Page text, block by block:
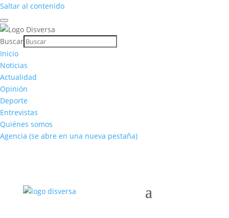
Saltar al contenido
Buscar
Inicio
Noticias
Actualidad
Opinión
Deporte
Entrevistas
Quiénes somos
Agencia (se abre en una nueva pestaña)